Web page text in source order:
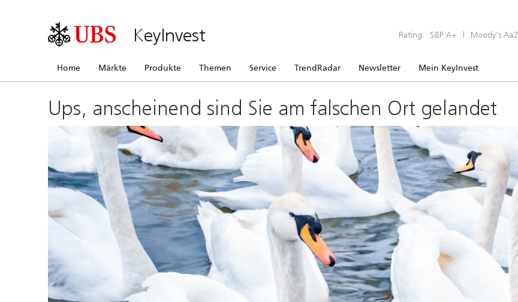
KeyInvest Rating: S&P A+ | Moody’s Aa2
Home Märkte Produkte Themen Service TrendRadar Newsletter Mein KeyInvest
Ups, anscheinend sind Sie am falschen Ort gelandet